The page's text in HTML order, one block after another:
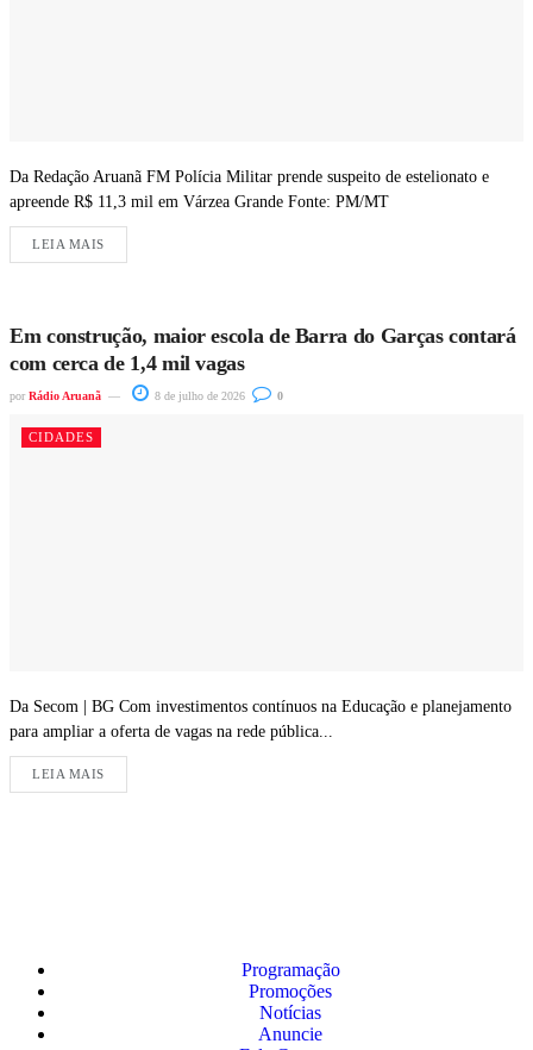
Da Redação Aruanã FM Polícia Militar prende suspeito de estelionato e
apreende R$ 11,3 mil em Várzea Grande Fonte: PM/MT
LEIA MAIS
Em construção, maior escola de Barra do Garças contará
com cerca de 1,4 mil vagas
por Rádio Aruanã 8 de julho de 2026 0
CIDADES
Da Secom | BG Com investimentos contínuos na Educação e planejamento
para ampliar a oferta de vagas na rede pública...
LEIA MAIS
Programação
Promoções
Notícias
Anuncie